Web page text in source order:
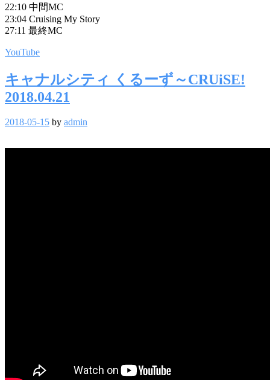
22:10 中間MC
23:04 Cruising My Story
27:11 最終MC
YouTube
キャナルシティ くるーず～CRUiSE!
2018.04.21
2018-05-15 by admin